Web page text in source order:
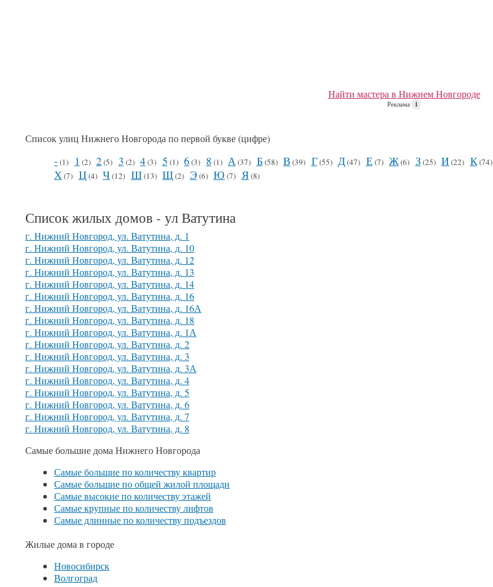
Найти мастера в Нижнем Новгороде
Реклама i
Список улиц Нижнего Новгорода по первой букве (цифре)
-(1) 1 (2) 2(5) 3 (2) 4(3) 5 (1) 6(3) 8 (1) А (37) Б(58) В(39) Г(55) Д(47) Е (7) Ж(6) З(25) И(22) К(74)
Х (7) Ц(4) Ч (12) Ш(13) Щ(2) Э(6) Ю (7) Я(8)
Список жилых домов - ул Ватутина
г. Нижний Новгород, ул. Ватутина, д. 1
г. Нижний Новгород, ул. Ватутина, д. 10
г. Нижний Новгород, ул. Ватутина, д. 12
г. Нижний Новгород, ул. Ватутина, д. 13
г. Нижний Новгород, ул. Ватутина, д. 14
г. Нижний Новгород, ул. Ватутина, д. 16
г. Нижний Новгород, ул. Ватутина, д. 16А
г. Нижний Новгород, ул. Ватутина, д. 18
г. Нижний Новгород, ул. Ватутина, д. 1А
г. Нижний Новгород, ул. Ватутина, д. 2
г. Нижний Новгород, ул. Ватутина, д. 3
г. Нижний Новгород, ул. Ватутина, д. 3А
г. Нижний Новгород, ул. Ватутина, д. 4
г. Нижний Новгород, ул. Ватутина, д. 5
г. Нижний Новгород, ул. Ватутина, д. 6
г. Нижний Новгород, ул. Ватутина, д. 7
г. Нижний Новгород, ул. Ватутина, д. 8
Самые большие дома Нижнего Новгорода
Самые большие по количеству квартир
Самые большие по общей жилой площади
Самые высокие по количеству этажей
Самые крупные по количеству лифтов
Самые длинные по количеству подъездов
Жилые дома в городе
Новосибирск
Волгоград